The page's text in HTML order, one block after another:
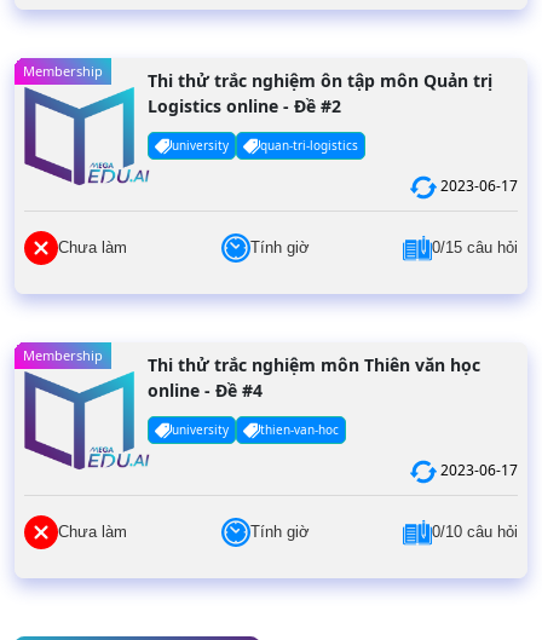
Membership
Thi thử trắc nghiệm ôn tập môn Quản trị
Logistics online - Đề #2
university quan-tri-logistics
2023-06-17
Chưa làm Tính giờ 0/15 câu hỏi
Membership
Thi thử trắc nghiệm môn Thiên văn học
online - Đề #4
university thien-van-hoc
2023-06-17
Chưa làm Tính giờ 0/10 câu hỏi